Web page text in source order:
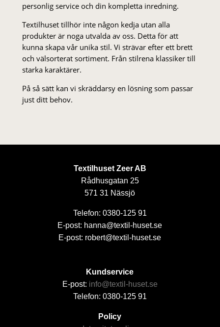
personlig service och din kompletta inredning.
Textilhuset tillhör inte någon kedja utan alla
produkter är noga utvalda av oss. Detta för att
kunna skapa vår unika stil. Vi strä­var efter ett brett
och välsorterat sor­ti­ment. Från stil­rena klas­siker till
starka karaktärer.
På så sätt kan vi skräddarsy en lösning som passar
just ditt behov.
Textilhuset Zeer AB
Rådhusgatan 25
571 31 Nässjö
Telefon: 0380-125 91
E-post: hanna@textil-huset.se
E-post: robert@textil-huset.se
Kundservice
E-post: info@textil-huset.se
Telefon: 0380-125 91
Policy